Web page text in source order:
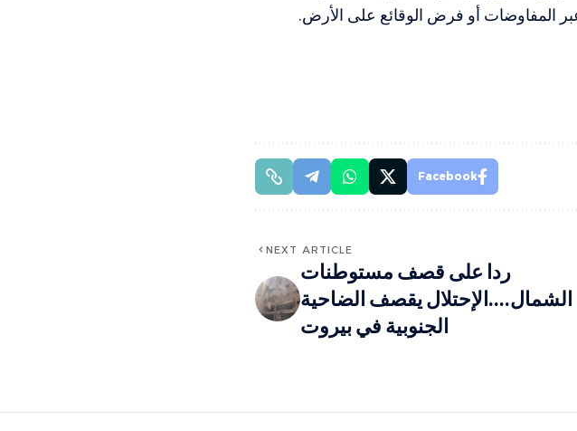
المفاوضات أو فرض الوقائع على الأرض.
Facebook
NEXT ARTICLE
ردا على قصف مستوطنات
الشمال….الإحتلال يقصف الضاحية
الجنوبية في بيروت